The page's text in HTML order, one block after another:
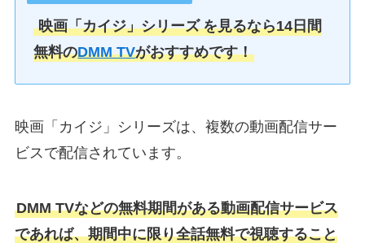
映画「カイジ」シリーズ を見るなら14日間
無料のDMM TVがおすすめです！
映画「カイジ」シリーズは、複数の動画配信サー
ビスで配信されています。
DMM TVなどの無料期間がある動画配信サービス
であれば、期間中に限り全話無料で視聴すること